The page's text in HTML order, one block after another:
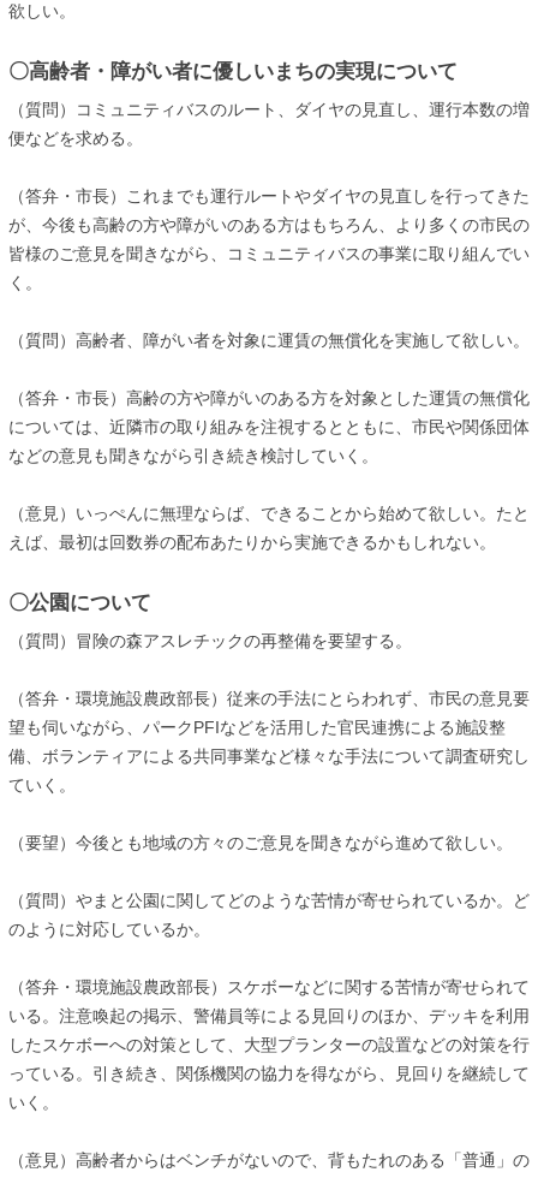
欲しい。
〇高齢者・障がい者に優しいまちの実現について
（質問）コミュニティバスのルート、ダイヤの見直し、運行本数の増
便などを求める。
（答弁・市長）これまでも運行ルートやダイヤの見直しを行ってきた
が、今後も高齢の方や障がいのある方はもちろん、より多くの市民の
皆様のご意見を聞きながら、コミュニティバスの事業に取り組んでい
く。
（質問）高齢者、障がい者を対象に運賃の無償化を実施して欲しい。
（答弁・市長）高齢の方や障がいのある方を対象とした運賃の無償化
については、近隣市の取り組みを注視するとともに、市民や関係団体
などの意見も聞きながら引き続き検討していく。
（意見）いっぺんに無理ならば、できることから始めて欲しい。たと
えば、最初は回数券の配布あたりから実施できるかもしれない。
〇公園について
（質問）冒険の森アスレチックの再整備を要望する。
（答弁・環境施設農政部長）従来の手法にとらわれず、市民の意見要
望も伺いながら、パークPFIなどを活用した官民連携による施設整
備、ボランティアによる共同事業など様々な手法について調査研究し
ていく。
（要望）今後とも地域の方々のご意見を聞きながら進めて欲しい。
（質問）やまと公園に関してどのような苦情が寄せられているか。ど
のように対応しているか。
（答弁・環境施設農政部長）スケボーなどに関する苦情が寄せられて
いる。注意喚起の掲示、警備員等による見回りのほか、デッキを利用
したスケボーへの対策として、大型プランターの設置などの対策を行
っている。引き続き、関係機関の協力を得ながら、見回りを継続して
いく。
（意見）高齢者からはベンチがないので、背もたれのある「普通」の